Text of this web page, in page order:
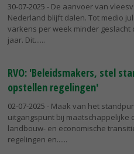
30-07-2025 - De aanvoer van
Nederland blijft dalen. Tot medio
varkens per week minder
jaar. Dit...
RVO: 'Beleidsmakers, stel
opstellen regelingen'
02-07-2025 - Maak van het
uitgangspunt bij maatschappelijke
landbouw- en economische
regelingen en...